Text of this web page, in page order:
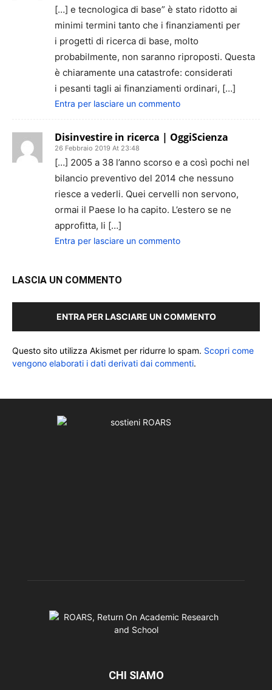
[…] e tecnologica di base” è stato ridotto ai
minimi termini tanto che i finanziamenti per
i progetti di ricerca di base, molto
probabilmente, non saranno riproposti. Questa
è chiaramente una catastrofe: considerati
i pesanti tagli ai finanziamenti ordinari, […]
Entra per lasciare un commento
Disinvestire in ricerca | OggiScienza
26 Febbraio 2019 At 23:48
[…] 2005 a 38 l’anno scorso e a così pochi nel
bilancio preventivo del 2014 che nessuno
riesce a vederli. Quei cervelli non servono,
ormai il Paese lo ha capito. L’estero se ne
approfitta, li […]
Entra per lasciare un commento
LASCIA UN COMMENTO
ENTRA PER LASCIARE UN COMMENTO
Questo sito utilizza Akismet per ridurre lo spam. Scopri come
vengono elaborati i dati derivati dai commenti.
CHI SIAMO